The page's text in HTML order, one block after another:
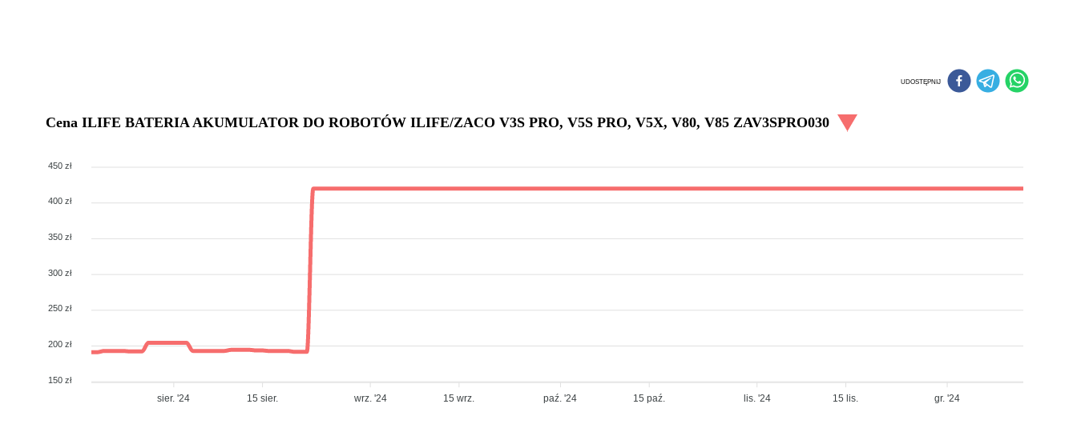
UDOSTĘPNIJ
Cena ILIFE BATERIA AKUMULATOR DO ROBOTÓW ILIFE/ZACO V3S PRO, V5S PRO, V5X, V80, V85 ZAV3SPRO030
450 zł
400 zł
350 zł
300 zł
250 zł
200 zł
150 zł
sier. '24 15 sier. wrz. '24 15 wrz. paź. '24 15 paź. lis. '24 15 lis. gr. '24